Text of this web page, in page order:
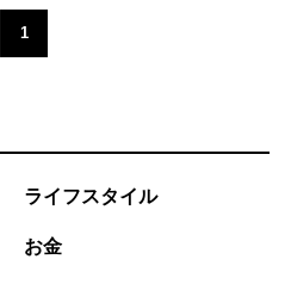
1
ライフスタイル
お金